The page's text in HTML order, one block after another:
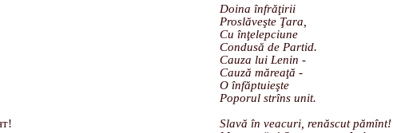
Doina înfrăţirii
Proslăveşte Ţara,
Cu înţelepciune
Condusă de Partid.
Cauza lui Lenin -
Cauză măreaţă -
O înfăptuieşte
Poporul strîns unit.
Slavă în veacuri, renăscut pămînt!